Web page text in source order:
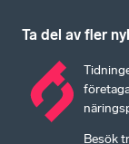
Ta del av fler
Besök